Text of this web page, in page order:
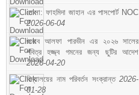
মোসা: ফাহমিদা জাহান এর পাসপোর্ট NOC
2026-06-04
জনাব আলফা পারভীন এর ২০২৬ সালের
পবিত্র হজ্জ্ব গমনের জন্য ছুটির আদেশ
2026-04-20
বিদ্যালয়ের নাম পরিবর্তন সংক্রান্ত 2026-
01-28